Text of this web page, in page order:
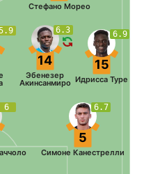
6 6.7
5
Симоне Канестрелли
6.3
14
Эбенезер
Акинсанмиро
6.9
15
Идрисса Туре
Стефано Морео